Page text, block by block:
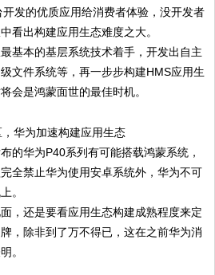
发的优质应用给消费者体验，没开发者
看出构建应用生态难度之大。
基本的基层系统技术着手，开发出自主
文件系统等，再一步步构建HMS应用生
会是鸿蒙面世的最佳时机。
的华为P40系列有可能搭载鸿蒙系统，
全禁止华为使用安卓系统外，华为不可
。
，还是要看应用生态构建成熟程度来定
，除非到了万不得已，这在之前华为消
。